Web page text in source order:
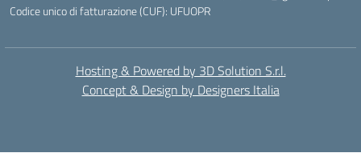
Codice unico di fatturazione (CUF): UFUOPR
Hosting & Powered by 3D Solution S.r.l.
Concept & Design by Designers Italia